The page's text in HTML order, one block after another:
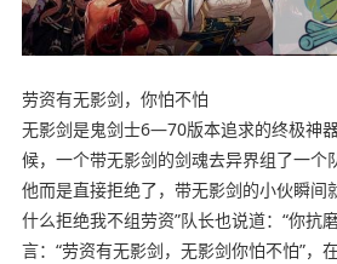
劳资有无影剑，你怕不怕
无影剑是鬼剑士6―70版本追求的终极神
候，一个带无影剑的剑魂去异界组了一个
他而是直接拒绝了，带无影剑的小伙瞬间
什么拒绝我不组劳资”队长也说道：“你抗
言：“劳资有无影剑，无影剑你怕不怕”，